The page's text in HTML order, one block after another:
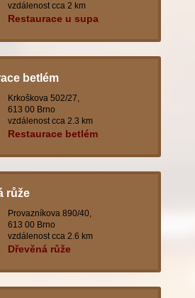
vzdálenost cca 2 km
Restaurace u supa
betlém
Krkoškova 502/27,
613 00 Brno
vzdálenost cca 2.3 km
Restaurace betlém
růže
Provazníkova 890/40,
613 00 Brno
vzdálenost cca 2.6 km
Dřevěná růže